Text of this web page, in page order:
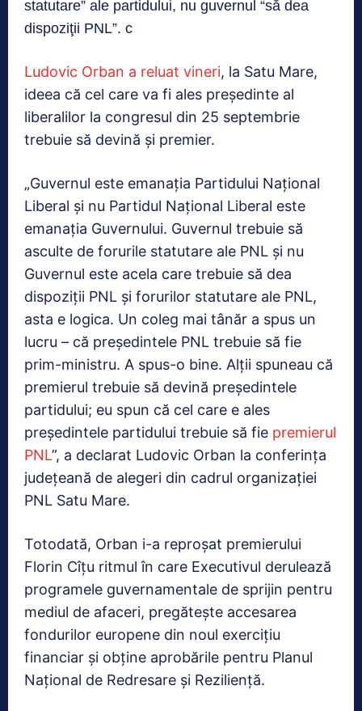
statutare” ale partidului, nu guvernul “să dea
dispoziţii PNL”. c
Ludovic Orban a reluat vineri, la Satu Mare,
ideea că cel care va fi ales preşedinte al
liberalilor la congresul din 25 septembrie
trebuie să devină şi premier.
„Guvernul este emanaţia Partidului Naţional
Liberal şi nu Partidul Naţional Liberal este
emanaţia Guvernului. Guvernul trebuie să
asculte de forurile statutare ale PNL şi nu
Guvernul este acela care trebuie să dea
dispoziţii PNL şi forurilor statutare ale PNL,
asta e logica. Un coleg mai tânăr a spus un
lucru – că preşedintele PNL trebuie să fie
prim-ministru. A spus-o bine. Alţii spuneau că
premierul trebuie să devină preşedintele
partidului; eu spun că cel care e ales
preşedintele partidului trebuie să fie premierul
PNL”, a declarat Ludovic Orban la conferinţa
judeţeană de alegeri din cadrul organizaţiei
PNL Satu Mare.
Totodată, Orban i-a reproșat premierului
Florin Cîțu ritmul în care Executivul derulează
programele guvernamentale de sprijin pentru
mediul de afaceri, pregăteşte accesarea
fondurilor europene din noul exerciţiu
financiar şi obţine aprobările pentru Planul
Naţional de Redresare şi Rezilienţă.